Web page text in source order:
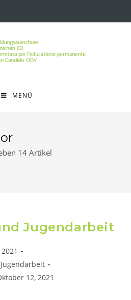
MENÜ
14 Artikel
Jugendarbeit
12, 2021